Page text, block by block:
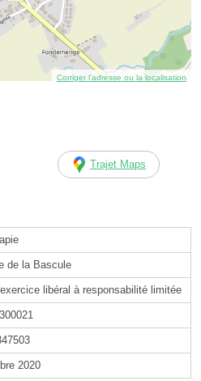
Corriger l’adresse ou la localisation
Trajet Maps
de la Bascule
libéral à responsabilité limitée
2020